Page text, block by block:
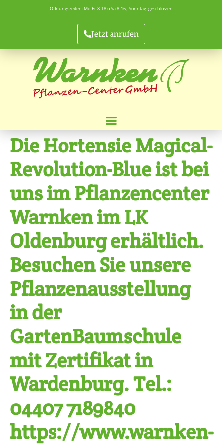
Öffnungszeiten: Mo-Fr 8-18 u Sa 8-16, Sonntag: geschlossen
Jetzt anrufen
Die Hortensie Magical-
Revolution-Blue ist bei
uns im Pflanzencenter
Warnken im LK
Oldenburg erhältlich.
Besuchen Sie unsere
Pflanzenausstellung
in der
GartenBaumschule
mit Zertifikat in
Wardenburg. Tel.:
04407 7189840
https://www.warnken-